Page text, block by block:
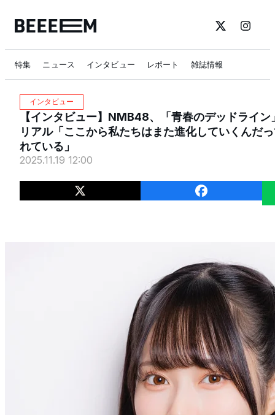
特集 ニュース インタビュー レポート 雑誌情報
インタビュー
【インタビュー】NMB48、「青春のデッドライ
リアル「ここから私たちはまた進化していくんだ
れている」
2025.11.19 12:00